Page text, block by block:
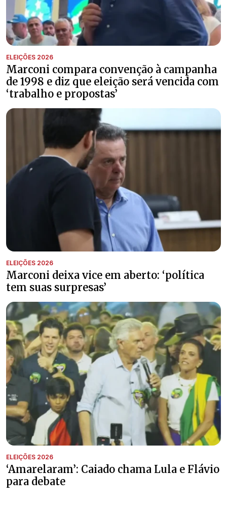
ELEIÇÕES 2026
Marconi compara convenção à campanha
de 1998 e diz que eleição será vencida com
‘trabalho e propostas’
ELEIÇÕES 2026
Marconi deixa vice em aberto: ‘política
tem suas surpresas’
ELEIÇÕES 2026
‘Amarelaram’: Caiado chama Lula e Flávio
para debate